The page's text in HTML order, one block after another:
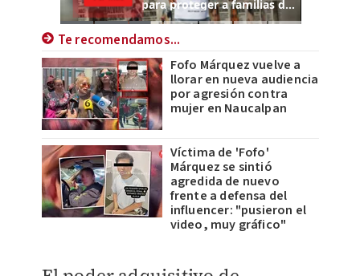
Te recomendamos...
Fofo Márquez vuelve a
llorar en nueva audiencia
por agresión contra
mujer en Naucalpan
Víctima de 'Fofo'
Márquez se sintió
agredida de nuevo
frente a defensa del
influencer: "pusieron el
video, muy gráfico"